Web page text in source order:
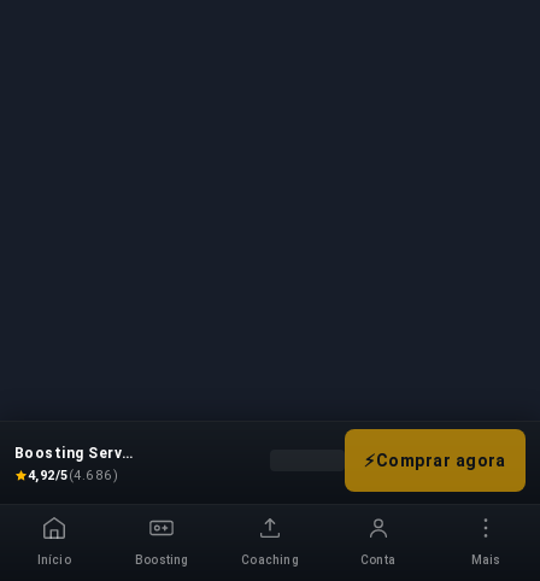
Boosting Service
4,92/5(4.686)
⚡Comprar agora
Seleciona as opções de boost
Início Boosting Coaching Conta Mais